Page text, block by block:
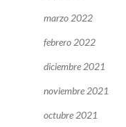
marzo 2022
febrero 2022
diciembre 2021
noviembre 2021
octubre 2021